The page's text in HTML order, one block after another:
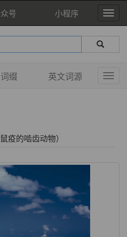
号 小程序
缀 英文词源
疫的啮齿动物）